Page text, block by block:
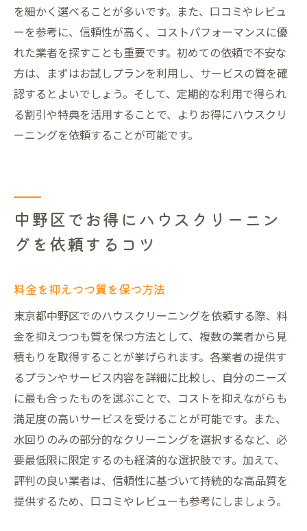
を細かく選べることが多いです。また、口コミやレビュ
ーを参考に、信頼性が高く、コストパフォーマンスに優
れた業者を探すことも重要です。初めての依頼で不安な
方は、まずはお試しプランを利用し、サービスの質を確
認するとよいでしょう。そして、定期的な利用で得られ
る割引や特典を活用することで、よりお得にハウスクリ
ーニングを依頼することが可能です。
中野区でお得にハウスクリーニン
グを依頼するコツ
料金を抑えつつ質を保つ方法
東京都中野区でのハウスクリーニングを依頼する際、料
金を抑えつつも質を保つ方法として、複数の業者から見
積もりを取得することが挙げられます。各業者の提供す
るプランやサービス内容を詳細に比較し、自分のニーズ
に最も合ったものを選ぶことで、コストを抑えながらも
満足度の高いサービスを受けることが可能です。また、
水回りのみの部分的なクリーニングを選択するなど、必
要最低限に限定するのも経済的な選択肢です。加えて、
評判の良い業者は、信頼性に基づいて持続的な高品質を
提供するため、口コミやレビューも参考にしましょう。